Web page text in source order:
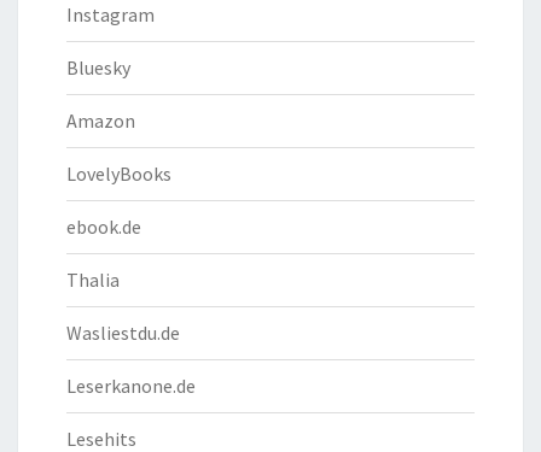
Instagram
Bluesky
Amazon
LovelyBooks
ebook.de
Thalia
Wasliestdu.de
Leserkanone.de
Lesehits